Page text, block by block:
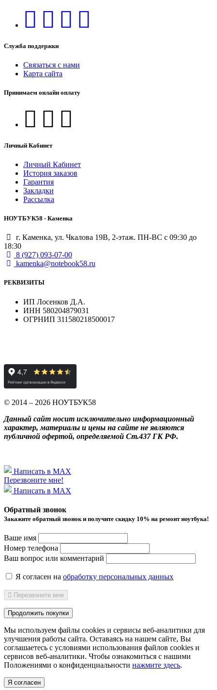
Служба поддержки
Связаться с нами
Карта сайта
Принимаем онлайн оплату
Личный Кабинет
Личный Кабинет
История заказов
Гарантия
Закладки
Рассылка
НОУТБУК58 - Каменка
г. Каменка, ул. Чкалова 19В, 2-этаж. ПН-ВС с 09:30 до
18:30
8 (927) 093-07-00
kamenka@notebook58.ru
РЕКВИЗИТЫ
ИП Лосенков Д.А.
ИНН 580204879031
ОГРНИП 311580218500017
© 2014 – 2026 НОУТБУК58
Данный сайт носит исключительно информационный
характер, материалы и цены на сайте не являются
публичной офертой, определяемой Ст.437 ГК РФ.
Написать в MAX
Перезвоните мне!
Написать в MAX
Обратный звонок
Закажите обратный звонок и получитe скидку 10% на ремонт ноутбука!
Ваше имя
Номер телефона
Ваш вопрос или комментарий
Я согласен на обработку персональных данных
Перезвоните мне
Продолжить покупки
Мы используем файлы cookies и сервисы веб-аналитики для
улучшения работы сайта. Оставаясь на нашем сайте, Вы
соглашаетесь с условиями использования файлов cookies и
сервисов веб-аналитики. Чтобы ознакомиться с нашими
Положениями о конфиденциальности нажмите здесь.
Я согласен